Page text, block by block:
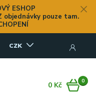
ESHOP
objednávky pouze tam.
CZK
0
0 Kč